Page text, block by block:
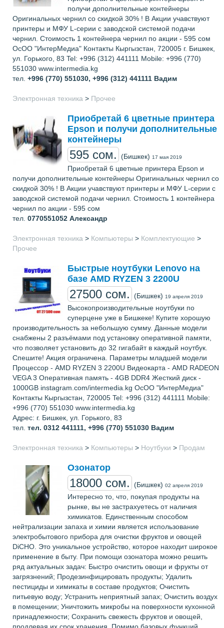
получи дополнительные контейнеры
Оригинальных чернил со скидкой 30% ! В Акции учавствуют
принтеры и МФУ L-серии с заводской системой подачи
чернил. Стоимость 1 контейнера чернил по акции - 595 сом
ОсОО "ИнтерМедиа" Контакты Кыргызстан, 720005 г. Бишкек,
ул. Горького, 83 Tel: +996 (312) 441111 Mobile: +996 (770)
551030 www.intermedia.kg
тел. +996 (770) 551030, +996 (312) 441111 Вадим
Электронная техника > Прочее
Приобретай 6 цветные принтера
Epson и получи дополнительные
контейнеры
595 сом. (Бишкек) 17 мая 2019
Приобретай 6 цветные принтера Epson и
получи дополнительные контейнеры Оригинальных чернил со
скидкой 30% ! В Акции учавствуют принтеры и МФУ L-серии с
заводской системой подачи чернил. Стоимость 1 контейнера
чернил по акции - 595 сом
тел. 0770551052 Александр
Электронная техника > Компьютеры > Комплектующие >
Прочее
Быстрые ноутбуки Lenovo на
базе AMD RYZEN 3 2200U
27500 сом. (Бишкек) 19 апреля 2019
Высокопроизводительные ноутбуки по
суперцене уже в Бишкеке! Купите хорошую
производительность за небольшую сумму. Данные модели
снабжены 2 разъёмами под установку оперативной памяти,
что позволяет установить до 32 гигабайт в каждый ноутбук.
Спешите! Акция ограничена. Параметры младшей модели
Процессор - AMD RYZEN 3 2200U Видеокарта - AMD RADEON
VEGA 3 Оперативная память - 4GB DDR4 Жесткий диск -
1000GB instagram.com/intermedia.kg ОсОО "ИнтерМедиа"
Контакты Кыргызстан, 720005 Tel: +996 (312) 441111 Mobile:
+996 (770) 551030 www.intermedia.kg
Адрес: г. Бишкек, ул. Горького, 83
тел. тел. 0312 441111, +996 (770) 551030 Вадим
Электронная техника > Компьютеры > Ноутбуки > Продам
Озонатор
18000 сом. (Бишкек) 02 апреля 2019
Интересно то, что, покупая продукты на
рынке, вы не застрахуетесь от наличия
химикатов. Единственным способом
нейтрализации запаха и химии является использование
электробытового прибора для очистки фруктов и овощей
DiCHO. Это уникальное устройство, которое находит широкое
применение в быту. При помощи озонатора можно решить
ряд актуальных задач: Быстро очистить овощи и фрукты от
загрязнений; Продезинфицировать продукты; Удалить
пестициды и химикаты в составе продуктов; Очистить
питьевую воду; Устранить неприятный запах; Очистить воздух
в помещении; Уничтожить микробы на поверхности кухонной
принадлежности; Сохранить свежесть фруктов и овощей,